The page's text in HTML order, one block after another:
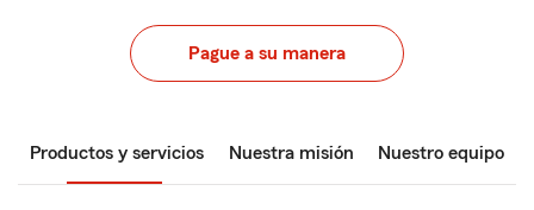
Pague a su manera
Productos y servicios Nuestra misión Nuestro equipo